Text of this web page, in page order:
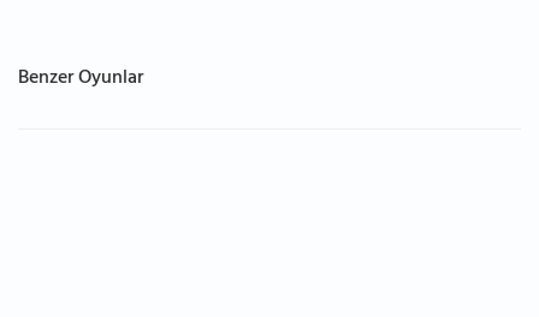
Benzer Oyunlar